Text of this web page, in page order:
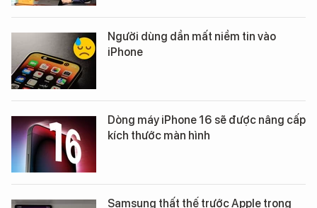
Người dùng dần mất niềm tin vào
iPhone
Dòng máy iPhone 16 sẽ được nâng cấp
kích thước màn hình
Samsung thất thế trước Apple trong